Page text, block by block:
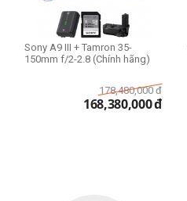
Sony A9 III + Tamron 35-
150mm f/2-2.8 (Chính hãng)
178,480,000 đ
168,380,000đ